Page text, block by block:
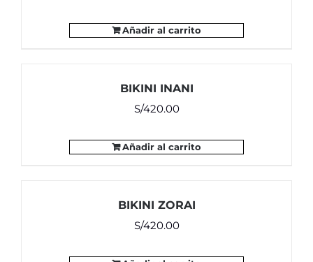
Añadir al carrito
BIKINI INANI
S/420.00
Añadir al carrito
BIKINI ZORAI
S/420.00